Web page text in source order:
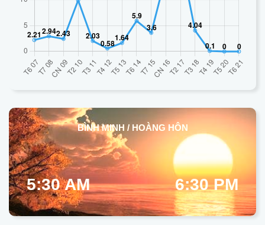
BÌNH MINH / HOÀNG HÔN
5:30 AM 6:30 PM